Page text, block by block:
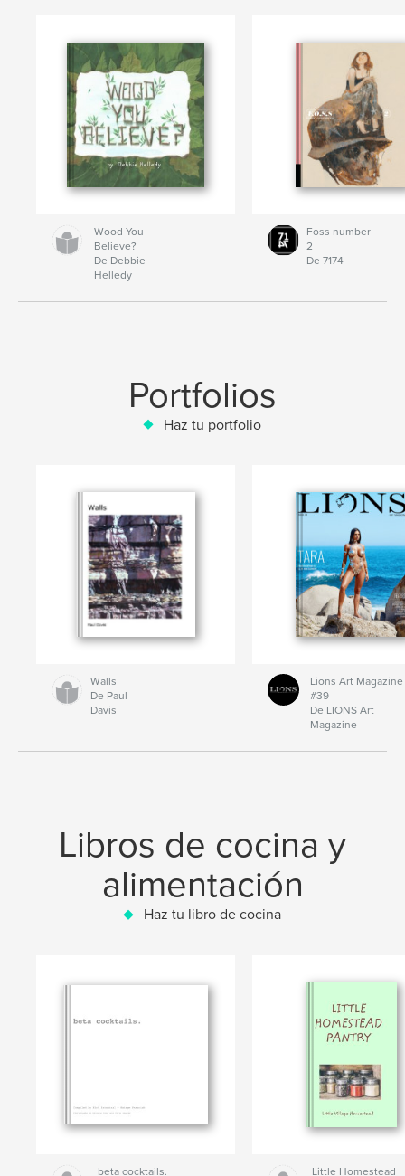
Wood You
Believe?
De Debbie
Helledy
Foss number
2
De 7174
Portfolios
Haz tu portfolio
Walls
De Paul
Davis
Lions Art Magazine
#39
De LIONS Art
Magazine
Libros de cocina y
alimentación
Haz tu libro de cocina
beta cocktails. Little Homestead